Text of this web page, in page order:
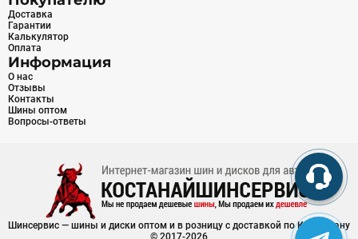
Доставка
Гарантии
Калькулятор
Оплата
Информация
О нас
Отзывы
Контакты
Шины оптом
Вопросы-ответы
Шинсервис — шины и диски оптом и в розницу с доставкой по Казахстану
© 2017-2026